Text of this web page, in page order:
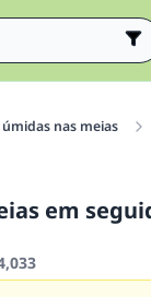
nas meias
em